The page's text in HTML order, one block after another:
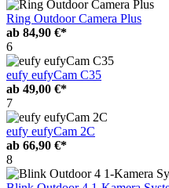
Ring Outdoor Camera Plus
ab 84,90 €*
6
eufy eufyCam C35
ab 49,00 €*
7
eufy eufyCam 2C
ab 66,90 €*
8